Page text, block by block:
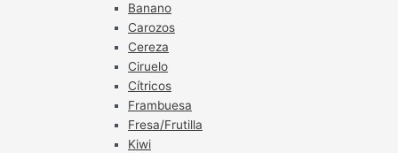
Banano
Carozos
Cereza
Ciruelo
Cítricos
Frambuesa
Fresa/Frutilla
Kiwi